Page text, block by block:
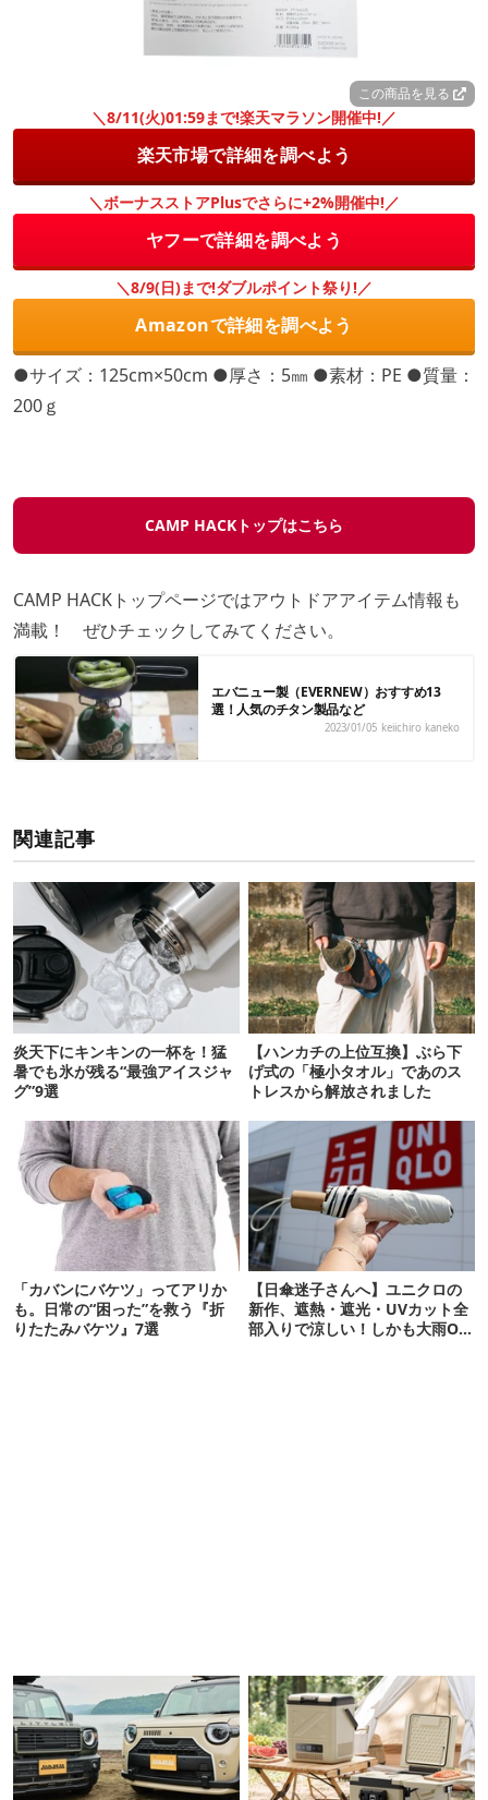
この商品を見る
＼8/11(火)01:59まで!楽天マラソン開催中!／
楽天市場で詳細を調べよう
＼ボーナスストアPlusでさらに+2%開催中!／
ヤフーで詳細を調べよう
＼8/9(日)まで!ダブルポイント祭り!／
Amazonで詳細を調べよう
●サイズ：125cm×50cm ●厚さ：5㎜ ●素材：PE ●質量：
200ｇ
CAMP HACKトップはこちら
CAMP HACKトップページではアウトドアアイテム情報も
満載！ ぜひチェックしてみてください。
エバニュー製（EVERNEW）おすすめ13
選！人気のチタン製品など
2023/01/05 keiichiro kaneko
関連記事
炎天下にキンキンの一杯を！猛
暑でも氷が残る“最強アイスジャ
グ”9選
【ハンカチの上位互換】ぶら下
げ式の「極小タオル」であのス
トレスから解放されました
「カバンにバケツ」ってアリか
も。日常の“困った”を救う『折
りたたみバケツ』7選
【日傘迷子さんへ】ユニクロの
新作、遮熱・遮光・UVカット全
部入りで涼しい！しかも大雨OK